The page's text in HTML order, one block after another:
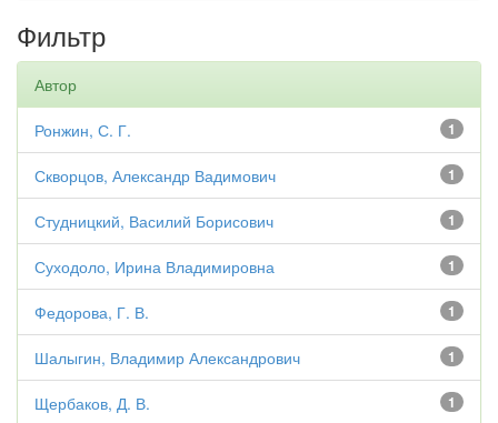
Фильтр
Автор
1
Ронжин, С. Г.
1
Скворцов, Александр Вадимович
1
Студницкий, Василий Борисович
1
Суходоло, Ирина Владимировна
1
Федорова, Г. В.
1
Шалыгин, Владимир Александрович
1
Щербаков, Д. В.